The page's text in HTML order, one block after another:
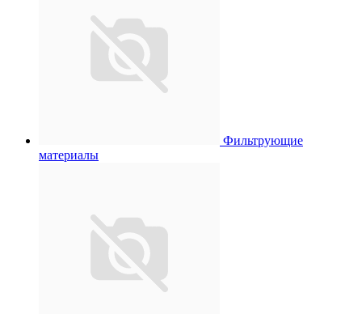
Фильтрующие
материалы